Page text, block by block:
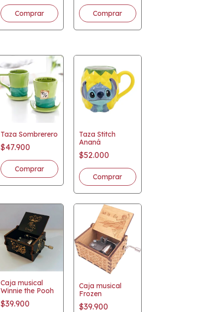
Taza Sombrerero
$47.900
Taza Stitch
Ananá
$52.000
Caja musical
Winnie the Pooh
$39.900
Caja musical
Frozen
$39.900